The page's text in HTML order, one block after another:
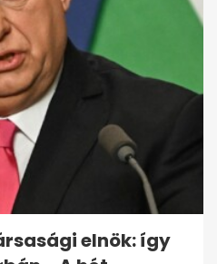
reagált: Orbán
emlegette...
elnök: így